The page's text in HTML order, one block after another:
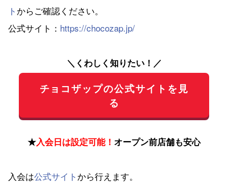
ト からご確認ください。
公式サイト： https://chocozap.jp/
＼くわしく知りたい！／
チョコザップの公式サイトを見
る
★入会日は設定可能！ オープン前店舗も安心
入会は公式サイト から行えます。